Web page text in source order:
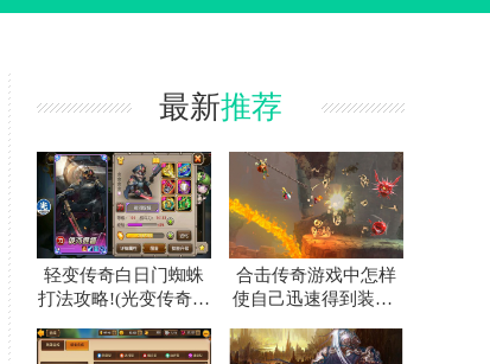
最新推荐
轻变传奇白日门蜘蛛
打法攻略!(光变传奇白
合击传奇游戏中怎样
使自己迅速得到装备?
如何快速获得装备？)